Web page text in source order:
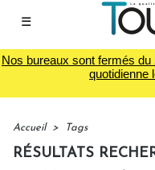
☰
Nos bureaux sont fermés
quotidienne
Accueil > Tags
RÉSULTATS